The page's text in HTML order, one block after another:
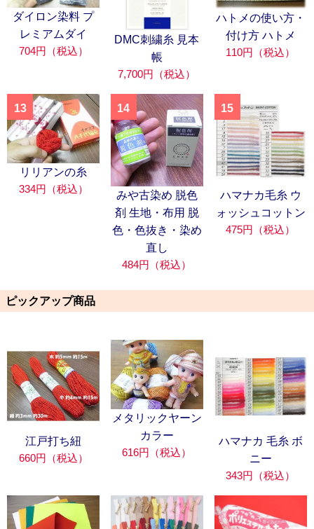
ダイロン染料 プ
レミアムダイ
704円（税込）
DMC刺繍糸 見本
帳
7,700円（税込）
ハトメの使い方・
付け方 ハトメ
110円（税込）
13
リリアンの糸
334円（税込）
14
みや古染め 脱色
剤 生地・布用 脱
色・色抜き・染め
直し
484円（税込）
15
ハマナカ毛糸 ウ
ォッシュコットン
475円（税込）
ピックアップ商品
江戸打ち紐
660円（税込）
メタリックヤーン
カラー
616円（税込）
ハマナカ 毛糸 ボ
ニー
343円（税込）